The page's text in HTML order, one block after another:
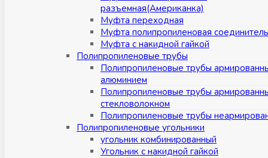
разъемная(Американка)
Муфта переходная
Муфта полипропиленовая
Муфта с накидной гайкой
Полипропиленовые трубы
Полипропиленовые трубы
алюминием
Полипропиленовые трубы
стекловолокном
Полипропиленовые трубы
Полипропиленовые угольники
угольник комбинированный
Угольник с накидной гайкой